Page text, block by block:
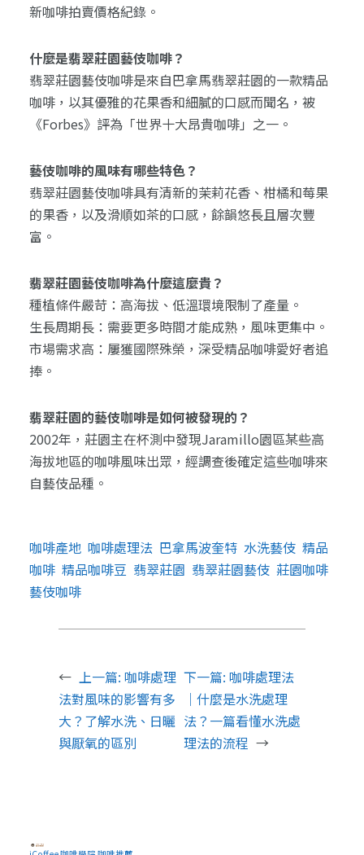
新咖啡拍賣價格紀錄。
什麼是翡翠莊園藝伎咖啡？
翡翠莊園藝伎咖啡是來自巴拿馬翡翠莊園的一款精品
咖啡，以其優雅的花果香和細膩的口感而聞名，被
《Forbes》評為「世界十大昂貴咖啡」之一。
藝伎咖啡的風味有哪些特色？
翡翠莊園藝伎咖啡具有清新的茉莉花香、柑橘和莓果
的果香，以及滑順如茶的口感，餘韻悠長且層次豐
富。
翡翠莊園藝伎咖啡為什麼這麼貴？
種植條件嚴苛：高海拔、低溫環境限制了產量。
生長周期長：需要更多時間才能成熟，風味更集中。
市場需求高：屢獲國際殊榮，深受精品咖啡愛好者追
捧。
翡翠莊園的藝伎咖啡是如何被發現的？
2002年，莊園主在杯測中發現Jaramillo園區某些高
海拔地區的咖啡風味出眾，經調查後確定這些咖啡來
自藝伎品種。
咖啡產地 咖啡處理法 巴拿馬波奎特 水洗藝伎 精品
咖啡 精品咖啡豆 翡翠莊園 翡翠莊園藝伎 莊園咖啡
藝伎咖啡
← 上一篇: 咖啡處理
法對風味的影響有多
大？了解水洗、日曬
與厭氧的區別
下一篇:咖啡處理法
｜什麼是水洗處理
法？一篇看懂水洗處
理法的流程 →